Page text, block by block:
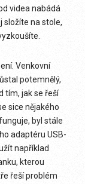
videa nabádá
složíte na stole,
Venkovní
potemnělý,
tím, jak se řeší
sice nějakého
byl stále
adaptéru USB-
například
kterou
řeší problém